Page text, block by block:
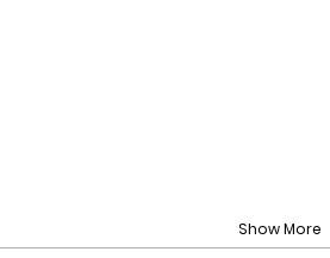
Show More